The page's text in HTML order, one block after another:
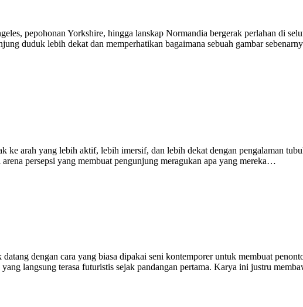
pepohonan Yorkshire, hingga lanskap Normandia bergerak perlahan di
duduk lebih dekat dan memperhatikan bagaimana sebuah gambar
ke arah yang lebih aktif, lebih imersif, dan lebih dekat dengan pengalaman
persepsi yang membuat pengunjung meragukan apa yang mereka…
dengan cara yang biasa dipakai seni kontemporer untuk membuat
langsung terasa futuristis sejak pandangan pertama. Karya ini justru